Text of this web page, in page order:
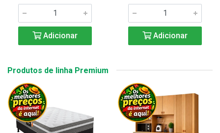
Adicionar Adicionar
Produtos de linha Premium